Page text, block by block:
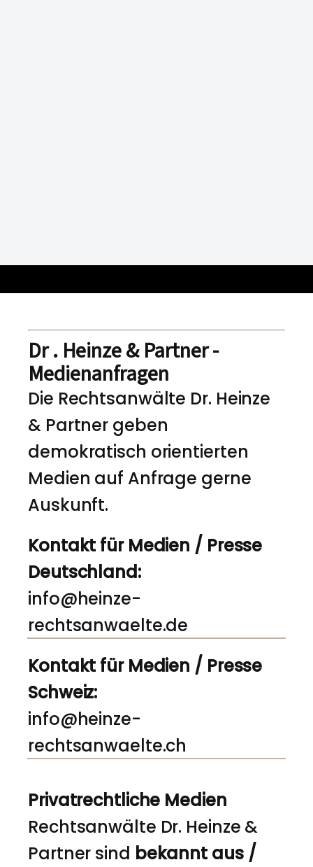
Dr . Heinze & Partner -
Medienanfragen
Die Rechtsanwälte Dr. Heinze
& Partner geben
demokratisch orientierten
Medien auf Anfrage gerne
Auskunft.
Kontakt für Medien / Presse
Deutschland:
info@heinze-
rechtsanwaelte.de
Kontakt für Medien / Presse
Schweiz:
info@heinze-
rechtsanwaelte.ch
Privatrechtliche Medien
Rechtsanwälte Dr. Heinze &
Partner sind bekannt aus /